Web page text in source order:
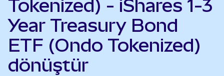
Tokenized) - iShares 1-3
Year Treasury Bond
ETF (Ondo Tokenized)
dönüştür